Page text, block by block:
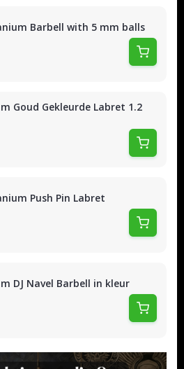
Barbell with 5 mm balls
Goud Gekleurde Labret 1.2
Push Pin Labret
DJ Navel Barbell in kleur